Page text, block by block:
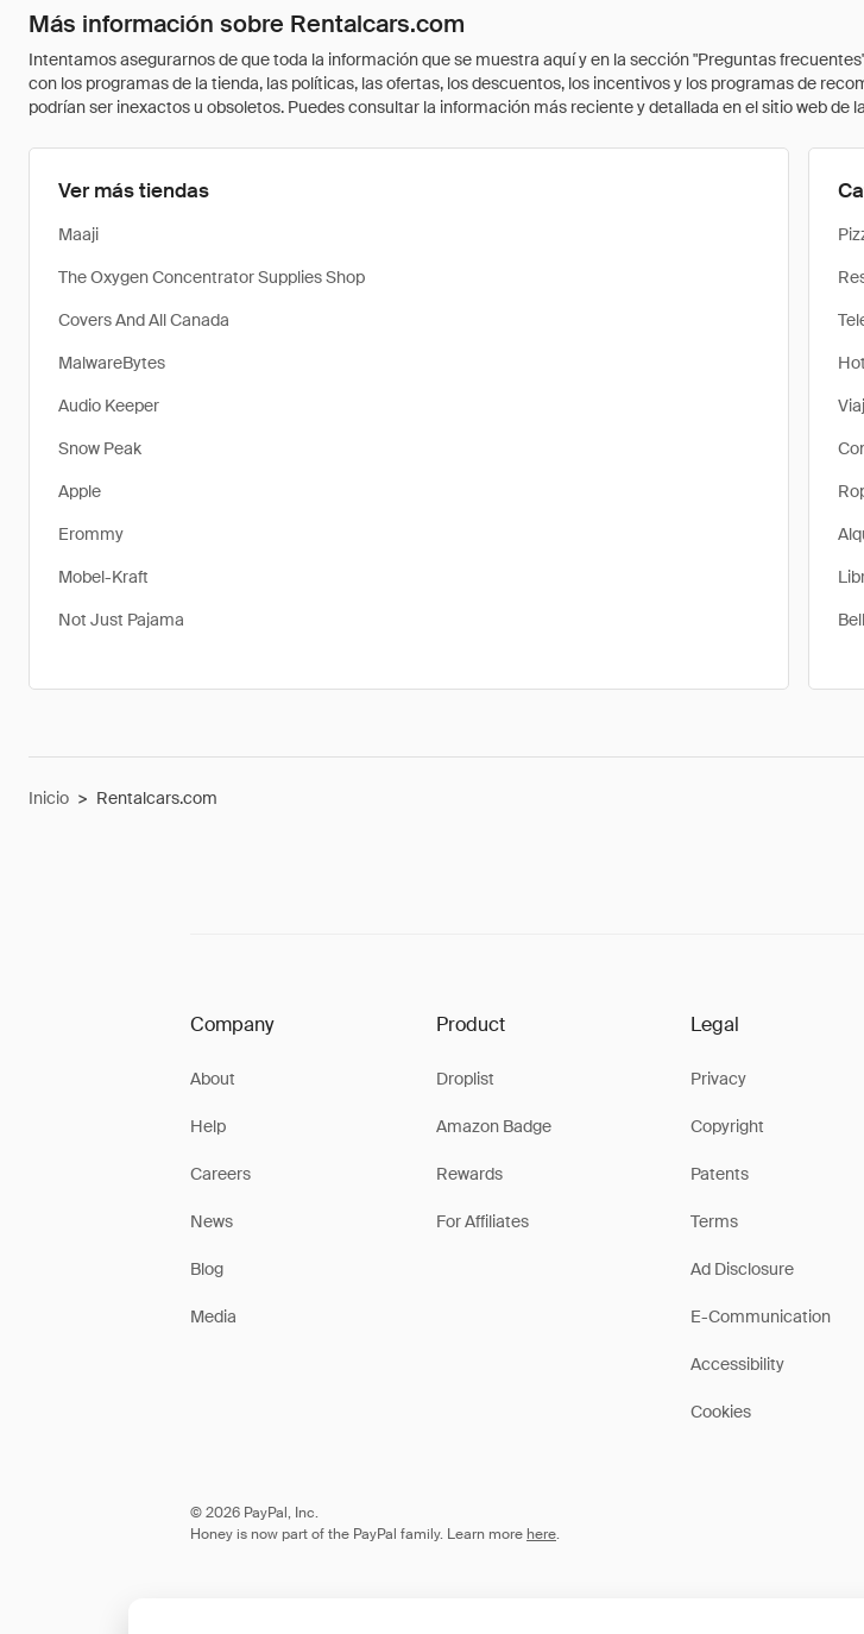
Más información sobre Rentalcars.com
Intentamos asegurarnos de que toda la información que se muestra aquí y en la sección "Preguntas
con los programas de la tienda, las políticas, las ofertas, los descuentos, los incentivos y los programas de
podrían ser inexactos u obsoletos. Puedes consultar la información más reciente y detallada en el sitio web de
Ver más tiendas
Maaji
The Oxygen Concentrator Supplies Shop
Covers And All Canada
MalwareBytes
Audio Keeper
Snow Peak
Apple
Erommy
Mobel-Kraft
Not Just Pajama
Inicio > Rentalcars.com
Company
About
Help
Careers
News
Blog
Media
Product
Droplist
Amazon Badge
Rewards
For Affiliates
Legal
Privacy
Copyright
Patents
Terms
Ad Disclosure
E-Communication
Accessibility
Cookies
© 2026 PayPal, Inc.
Honey is now part of the PayPal family. Learn more here.